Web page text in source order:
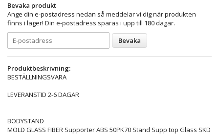
Bevaka produkt
Ange din e-postadress nedan så meddelar vi dig när produkten
finns i lager! Din e-postadress sparas i upp till 180 dagar.
Bevaka
Produktbeskrivning:
BESTÄLLNINGSVARA
LEVERANSTID 2-6 DAGAR
BODYSTAND
MOLD GLASS FIBER Supporter ABS 50PK70 Stand Supp top Glass SKD